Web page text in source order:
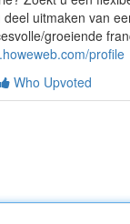
uitmaken van
groeiende
profile
Who Upvoted